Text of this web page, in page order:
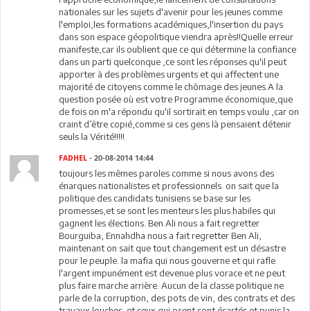
nationales sur les sujets d'avenir pour les jeunes comme
l'emploi,les formations académiques,l'insertion du pays
dans son espace géopolitique viendra après!!Quelle erreur
manifeste,car ils oublient que ce qui détermine la confiance
dans un parti quelconque ,ce sont les réponses qu'il peut
apporter à des problèmes urgents et qui affectent une
majorité de citoyens comme le chômage des jeunes.A la
question posée où est votre Programme économique,que
de fois on m'a répondu qu'il sortirait en temps voulu ,car on
craint d’être copié,comme si ces gens là pensaient détenir
seuls la Vérité!!!!!
FADHEL - 20-08-2014 14:44
toujours les mêmes paroles comme si nous avons des
énarques nationalistes et professionnels. on sait que la
politique des candidats tunisiens se base sur les
promesses,et se sont les menteurs les plus habiles qui
gagnent les élections. Ben Ali nous a fait regretter
Bourguiba, Ennahdha nous a fait regretter Ben Ali,
maintenant on sait que tout changement est un désastre
pour le peuple. la mafia qui nous gouverne et qui rafle
l'argent impunément est devenue plus vorace et ne peut
plus faire marche arrière. Aucun de la classe politique ne
parle de la corruption, des pots de vin, des contrats et des